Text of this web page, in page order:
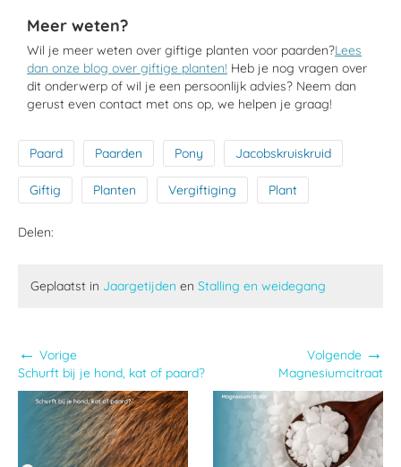
Meer weten?
Wil je meer weten over giftige planten voor paarden?Lees
dan onze blog over giftige planten! Heb je nog vragen over
dit onderwerp of wil je een persoonlijk advies? Neem dan
gerust even contact met ons op, we helpen je graag!
Paard Paarden Pony Jacobskruiskruid
Giftig Planten Vergiftiging Plant
Delen:
Geplaatst in Jaargetijden en Stalling en weidegang
← Vorige
Schurft bij je hond, kat of paard?
Volgende →
Magnesiumcitraat